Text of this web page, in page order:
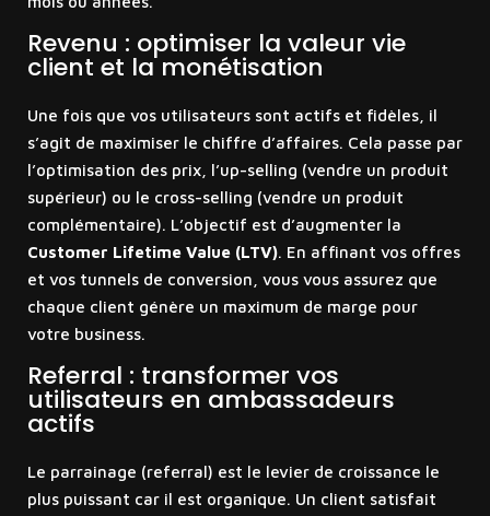
Revenu : optimiser la valeur vie
client et la monétisation
Une fois que vos utilisateurs sont actifs et fidèles, il
s’agit de maximiser le chiffre d’affaires. Cela passe par
l’optimisation des prix, l’up-selling (vendre un produit
supérieur) ou le cross-selling (vendre un produit
complémentaire). L’objectif est d’augmenter la
Customer Lifetime Value (LTV). En affinant vos offres
et vos tunnels de conversion, vous vous assurez que
chaque client génère un maximum de marge pour
votre business.
Referral : transformer vos
utilisateurs en ambassadeurs
actifs
Le parrainage (referral) est le levier de croissance le
plus puissant car il est organique. Un client satisfait